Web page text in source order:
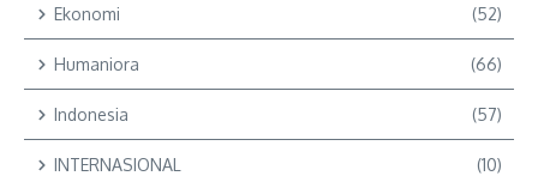
Ekonomi (52)
Humaniora (66)
Indonesia (57)
INTERNASIONAL (10)